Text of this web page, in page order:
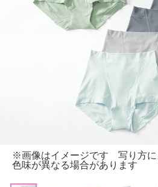
※画像はイメージです 写り方に
色味が異なる場合があります